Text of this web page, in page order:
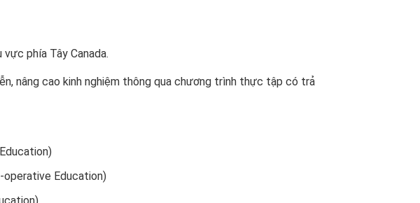
phía Tây Canada.
nâng cao kinh nghiệm thông qua chương trình thực tập có trả
operative Education)